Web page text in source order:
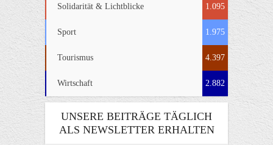
Solidarität & Lichtblicke 1.095
Sport 1.975
Tourismus 4.397
Wirtschaft 2.882
UNSERE BEITRÄGE TÄGLICH
ALS NEWSLETTER ERHALTEN